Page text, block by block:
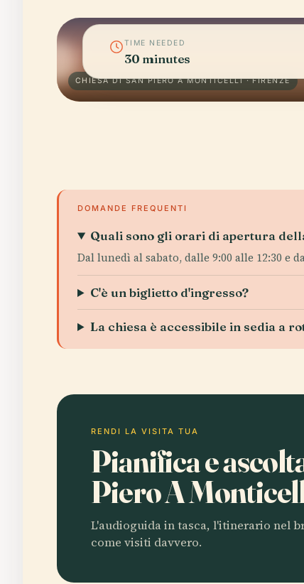
CHIESA DI SAN PIERO A MONTICELLI · FIRENZE
TIME NEEDED
30 minutes
DOMANDE FREQUENTI
Quali sono gli orari di apertura
Dal lunedì al sabato, dalle 9:00 alle 12:30 e
C'è un biglietto d'ingresso?
La chiesa è accessibile in sedia a
RENDI LA VISITA TUA
Pianifica e
Piero A
L'audioguida in tasca, l'itinerario nel
come visiti davvero.